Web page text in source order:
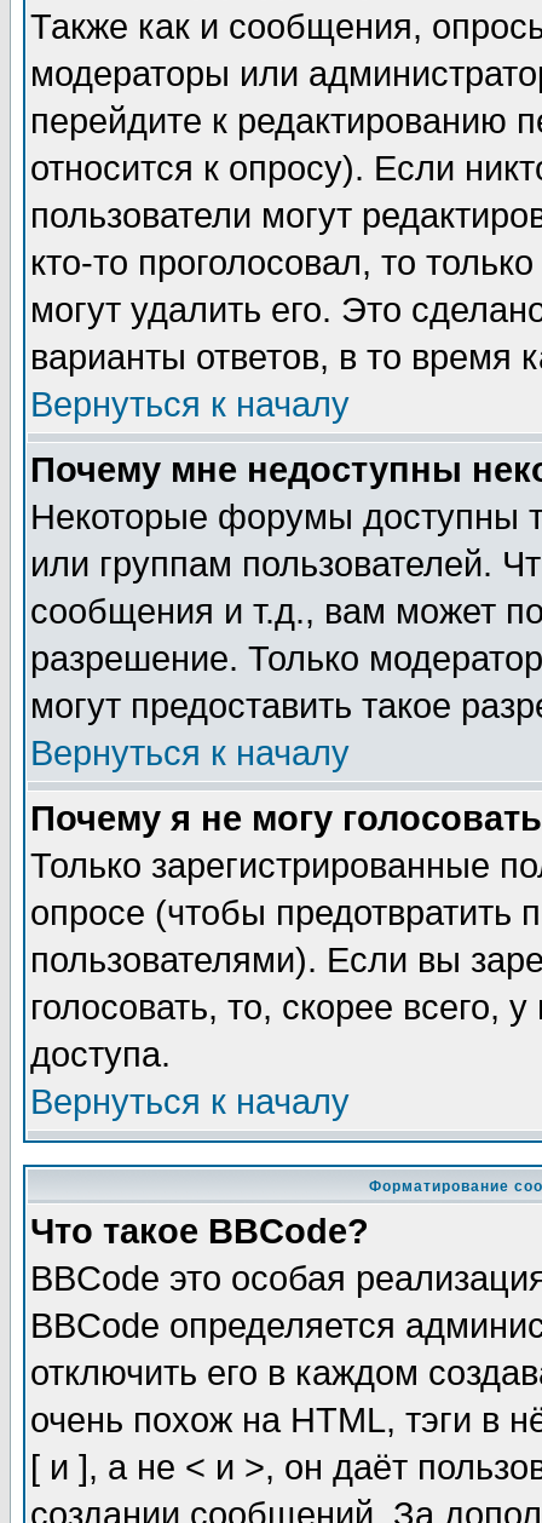
Также как и сообщения,
модераторы или
перейдите к редактированию
относится к опросу). Если
пользователи могут
кто-то проголосовал, то
могут удалить его. Это
варианты ответов, в то время
Вернуться к началу
Почему мне недоступны
Некоторые форумы доступны
или группам пользователей.
сообщения и т.д., вам может
разрешение. Только
могут предоставить такое
Вернуться к началу
Почему я не могу
Только зарегистрированные
опросе (чтобы предотвратить
пользователями). Если вы
голосовать, то, скорее всего,
доступа.
Вернуться к началу
Форматирование
Что такое BBCode?
BBCode это особая
BBCode определяется
отключить его в каждом
очень похож на HTML, тэги в
[ и ], а не < и >, он даёт
создании сообщений. За